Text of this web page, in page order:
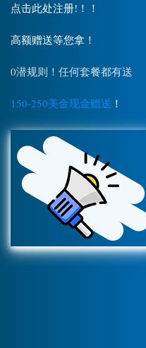
点击此处注册!！！
高额赠送等您拿！
0潜规则！任何套餐都有送
150-250美金现金赠送 ！